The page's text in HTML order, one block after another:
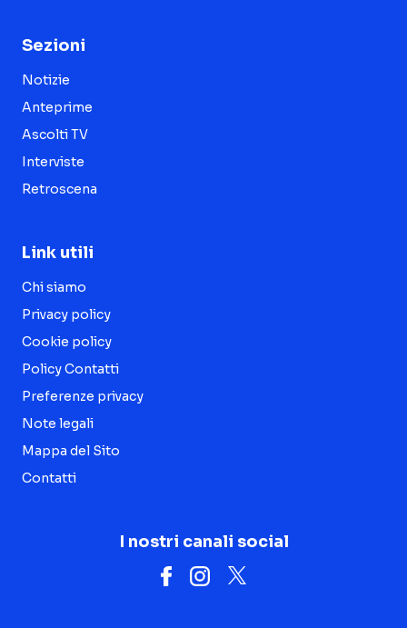
Sezioni
Notizie
Anteprime
Ascolti TV
Interviste
Retroscena
Link utili
Chi siamo
Privacy policy
Cookie policy
Policy Contatti
Preferenze privacy
Note legali
Mappa del Sito
Contatti
I nostri canali social